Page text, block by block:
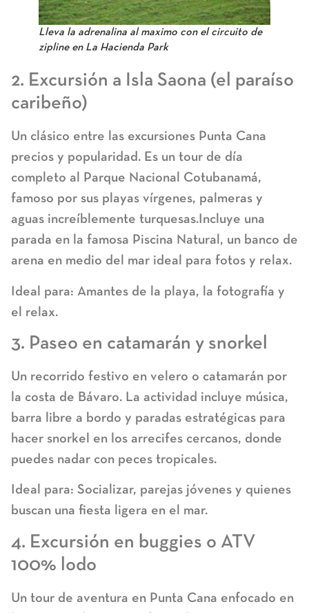
Lleva la adrenalina al maximo con el circuito de
zipline en La Hacienda Park
2. Excursión a Isla Saona (el paraíso
caribeño)
Un clásico entre las excursiones Punta Cana
precios y popularidad. Es un tour de día
completo al Parque Nacional Cotubanamá,
famoso por sus playas vírgenes, palmeras y
aguas increíblemente turquesas.Incluye una
parada en la famosa Piscina Natural , un banco de
arena en medio del mar ideal para fotos y relax.
Ideal para: Amantes de la playa, la fotografía y
el relax.
3. Paseo en catamarán y snorkel
Un recorrido festivo en velero o catamarán por
la costa de Bávaro. La actividad incluye música,
barra libre a bordo y paradas estratégicas para
hacer snorkel en los arrecifes cercanos, donde
puedes nadar con peces tropicales.
Ideal para: Socializar, parejas jóvenes y quienes
buscan una fiesta ligera en el mar.
4. Excursión en buggies o ATV
100% lodo
Un tour de aventura en Punta Cana enfocado en